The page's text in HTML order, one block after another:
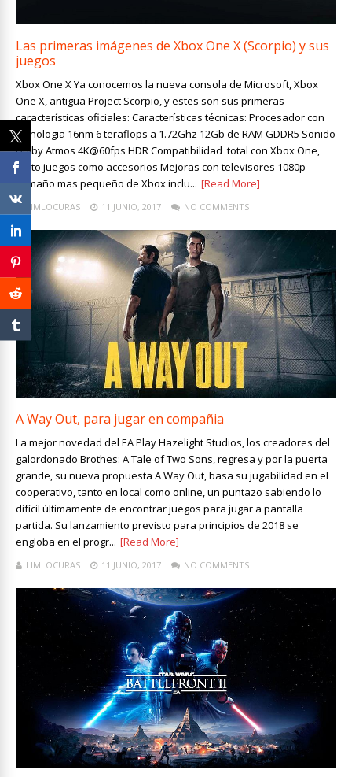
Las primeras imágenes de Xbox One X (Scorpio) y sus
juegos
Xbox One X Ya conocemos la nueva consola de Microsoft, Xbox
One X, antigua Project Scorpio, y estes son sus primeras
características oficiales: Características técnicas: Procesador con
tecnologia 16nm 6 teraflops a 1.72Ghz 12Gb de RAM GDDR5 Sonido
Dolby Atmos 4K@60fps HDR Compatibilidad total con Xbox One,
tanto juegos como accesorios Mejoras con televisores 1080p
Tamaño mas pequeño de Xbox inclu... [Read More]
LIMLOCURAS 11 JUNIO, 2017 NO COMMENTS
A Way Out, para jugar en compañia
La mejor novedad del EA Play Hazelight Studios, los creadores del
galordonado Brothes: A Tale of Two Sons, regresa y por la puerta
grande, su nueva propuesta A Way Out, basa su jugabilidad en el
cooperativo, tanto en local como online, un puntazo sabiendo lo
difícil últimamente de encontrar juegos para jugar a pantalla
partida. Su lanzamiento previsto para principios de 2018 se
engloba en el progr... [Read More]
LIMLOCURAS 11 JUNIO, 2017 NO COMMENTS